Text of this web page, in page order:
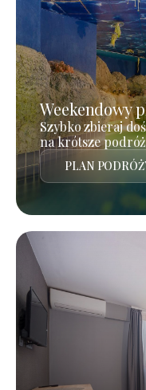
Weekendowy
Szybko zbieraj
na krótsze
PLAN